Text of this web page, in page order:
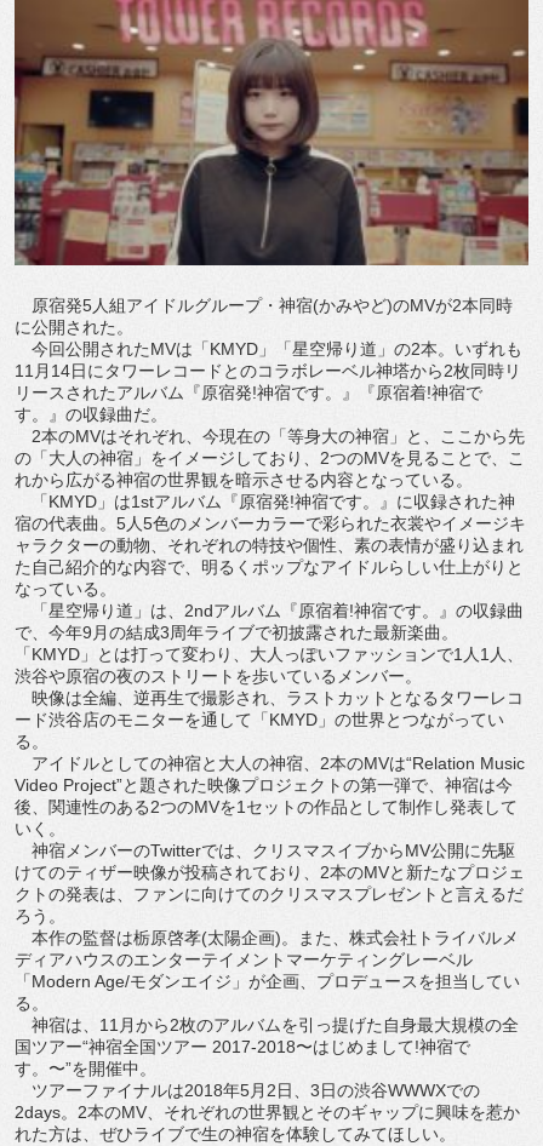
原宿発5人組アイドルグループ・神宿(かみやど)のMVが2本同時
に公開された。
今回公開されたMVは「KMYD」「星空帰り道」の2本。いずれも
11月14日にタワーレコードとのコラボレーベル神塔から2枚同時リ
リースされたアルバム『原宿発!神宿です。』『原宿着!神宿で
す。』の収録曲だ。
2本のMVはそれぞれ、今現在の「等身大の神宿」と、ここから先
の「大人の神宿」をイメージしており、2つのMVを見ることで、こ
れから広がる神宿の世界観を暗示させる内容となっている。
「KMYD」は1stアルバム『原宿発!神宿です。』に収録された神
宿の代表曲。5人5色のメンバーカラーで彩られた衣裳やイメージキ
ャラクターの動物、それぞれの特技や個性、素の表情が盛り込まれ
た自己紹介的な内容で、明るくポップなアイドルらしい仕上がりと
なっている。
「星空帰り道」は、2ndアルバム『原宿着!神宿です。』の収録曲
で、今年9月の結成3周年ライブで初披露された最新楽曲。
「KMYD」とは打って変わり、大人っぽいファッションで1人1人、
渋谷や原宿の夜のストリートを歩いているメンバー。
映像は全編、逆再生で撮影され、ラストカットとなるタワーレコ
ード渋谷店のモニターを通して「KMYD」の世界とつながってい
る。
アイドルとしての神宿と大人の神宿、2本のMVは“Relation Music
Video Project”と題された映像プロジェクトの第一弾で、神宿は今
後、関連性のある2つのMVを1セットの作品として制作し発表して
いく。
神宿メンバーのTwitterでは、クリスマスイブからMV公開に先駆
けてのティザー映像が投稿されており、2本のMVと新たなプロジェ
クトの発表は、ファンに向けてのクリスマスプレゼントと言えるだ
ろう。
本作の監督は栃原啓孝(太陽企画)。また、株式会社トライバルメ
ディアハウスのエンターテイメントマーケティングレーベル
「Modern Age/モダンエイジ」が企画、プロデュースを担当してい
る。
神宿は、11月から2枚のアルバムを引っ提げた自身最大規模の全
国ツアー“神宿全国ツアー 2017-2018〜はじめまして!神宿で
す。〜”を開催中。
ツアーファイナルは2018年5月2日、3日の渋谷WWWXでの
2days。2本のMV、それぞれの世界観とそのギャップに興味を惹か
れた方は、ぜひライブで生の神宿を体験してみてほしい。